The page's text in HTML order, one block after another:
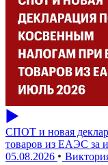
СПОТ и новая
товаров из ЕАЭС за
05.08.2026